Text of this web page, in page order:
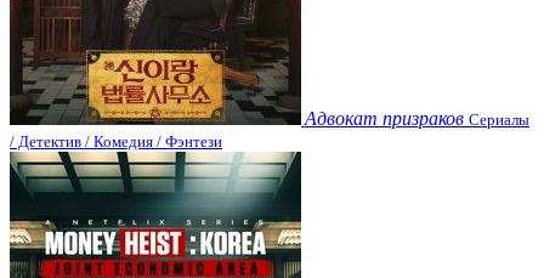
Адвокат призраков Сериалы
/ Детектив / Комедия / Фэнтези